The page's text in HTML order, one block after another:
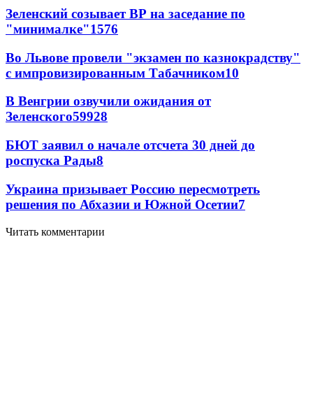
Зеленский созывает ВР на заседание по
"минималке"1576
Во Львове провели "экзамен по казнокрадству"
с импровизированным Табачником10
В Венгрии озвучили ожидания от
Зеленского59928
БЮТ заявил о начале отсчета 30 дней до
роспуска Рады8
Украина призывает Россию пересмотреть
решения по Абхазии и Южной Осетии7
Читать комментарии